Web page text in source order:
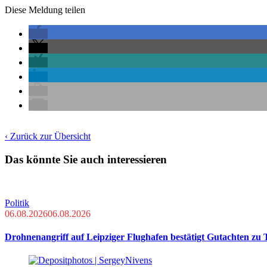
Diese Meldung teilen
‹ Zurück zur Übersicht
Das könnte Sie auch interessieren
Politik
06.08.202606.08.2026
Drohnenangriff auf Leipziger Flughafen bestätigt Gutachten zu